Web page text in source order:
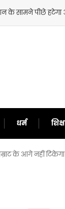
ट्रंप का फिर
धर्म
के आगे नहीं